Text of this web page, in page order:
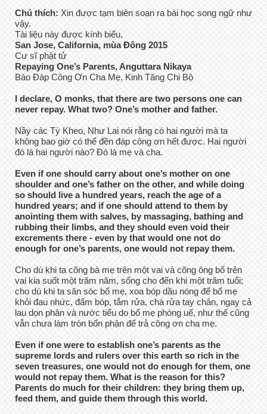
Chú thích:Xin được tạm biên soạn ra bài học song ngữ như
vậy.
Tài liệu này được kính biếu,
San Jose, California, mùa Đông 2015
Cư sĩ phật tử
Repaying One’s Parents, Anguttara Nikaya
Báo Đáp Công Ơn Cha Mẹ, Kinh Tăng Chi Bộ
I declare, O monks, that there are two persons one can
never repay. What two? One’s mother and father.
Nầy các Tỳ Kheo, Như Lai nói rằng có hai người mà ta
không bao giờ có thể đền đáp công ơn hết được. Hai người
đó là hai người nào? Đó là mẹ và cha.
Even if one should carry about one’s mother on one
shoulder and one’s father on the other, and while doing
so should live a hundred years, reach the age of a
hundred years; and if one should attend to them by
anointing them with salves, by massaging, bathing and
rubbing their limbs, and they should even void their
excrements there - even by that would one not do
enough for one’s parents, one would not repay them.
Cho dù khi ta cõng bà mẹ trên một vai và cõng ông bố trên
vai kia suốt một trăm năm, sống cho đến khi một trăm tuổi;
cho dù khi ta săn sóc bố mẹ, xoa bóp dầu nóng để bố mẹ
khỏi đau nhức, đấm bóp, tắm rửa, chà rửa tay chân, ngay cả
lau dọn phân và nước tiểu do bố mẹ phóng uế, như thế cũng
vẫn chưa làm tròn bổn phận để trả công ơn cha mẹ.
Even if one were to establish one’s parents as the
supreme lords and rulers over this earth so rich in the
seven treasures, one would not do enough for them, one
would not repay them. What is the reason for this?
Parents do much for their children: they bring them up,
feed them, and guide them through this world.